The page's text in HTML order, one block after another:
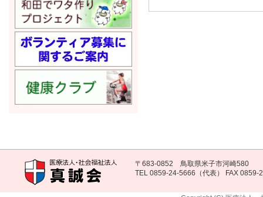
〒683-0852 鳥取県米子市河崎580
TEL 0859-24-5666（代表） FAX 0859-